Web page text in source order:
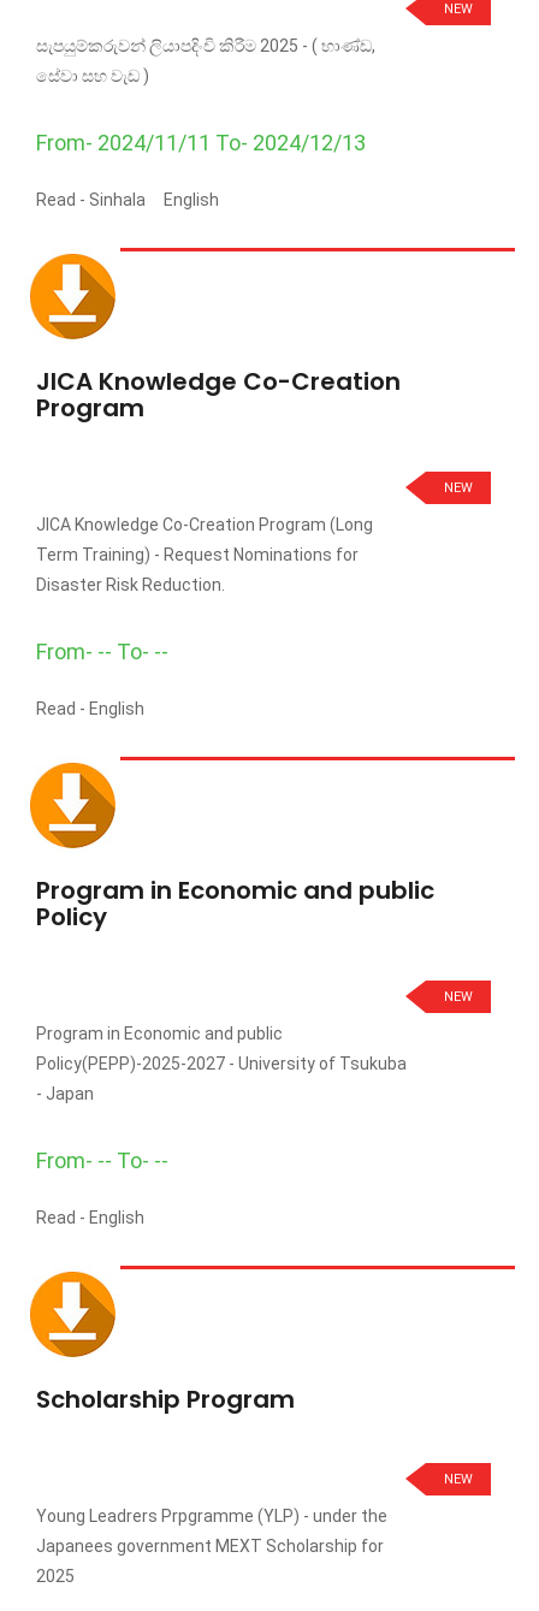
NEW
සැපයුම්කරුවන් ලියාපදිංචි කිරීම 2025 - ( භාණ්ඩ,
සේවා සහ වැඩ )
From- 2024/11/11 To- 2024/12/13
Read - Sinhala English
JICA Knowledge Co-Creation
Program
NEW
JICA Knowledge Co-Creation Program (Long
Term Training) - Request Nominations for
Disaster Risk Reduction.
From- -- To- --
Read - English
Program in Economic and public
Policy
NEW
Program in Economic and public
Policy(PEPP)-2025-2027 - University of Tsukuba
- Japan
From- -- To- --
Read - English
Scholarship Program
NEW
Young Leadrers Prpgramme (YLP) - under the
Japanees government MEXT Scholarship for
2025